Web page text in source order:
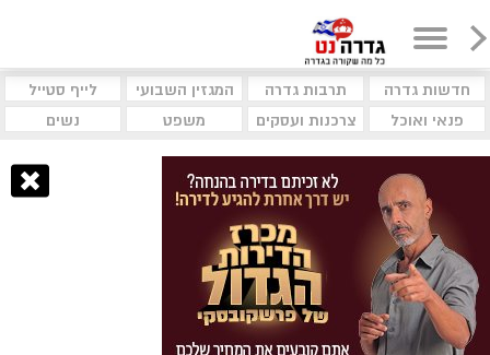
חדשות גדרה תרבות גדרה המגזין השבועי
לייף סטייל
פנאי ואוכל
צרכנות ועסקים משפט נשים